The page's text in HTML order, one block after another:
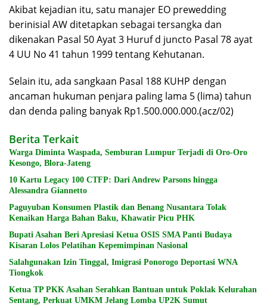
Akibat kejadian itu, satu manajer EO prewedding
berinisial AW ditetapkan sebagai tersangka dan
dikenakan Pasal 50 Ayat 3 Huruf d juncto Pasal 78 ayat
4 UU No 41 tahun 1999 tentang Kehutanan.
Selain itu, ada sangkaan Pasal 188 KUHP dengan
ancaman hukuman penjara paling lama 5 (lima) tahun
dan denda paling banyak Rp1.500.000.000.(acz/02)
Berita Terkait
Warga Diminta Waspada, Semburan Lumpur Terjadi di Oro-Oro
Kesongo, Blora-Jateng
10 Kartu Legacy 100 CTFP: Dari Andrew Parsons hingga
Alessandra Giannetto
Paguyuban Konsumen Plastik dan Benang Nusantara Tolak
Kenaikan Harga Bahan Baku, Khawatir Picu PHK
Bupati Asahan Beri Apresiasi Ketua OSIS SMA Panti Budaya
Kisaran Lolos Pelatihan Kepemimpinan Nasional
Salahgunakan Izin Tinggal, Imigrasi Ponorogo Deportasi WNA
Tiongkok
Ketua TP PKK Asahan Serahkan Bantuan untuk Poklak Kelurahan
Sentang, Perkuat UMKM Jelang Lomba UP2K Sumut